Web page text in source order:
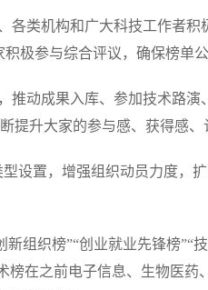
类机构和广大科技工作者积
极参与综合评议，确保榜单
动成果入库、参加技术路演
提升大家的参与感、获得感、
置，增强组织动员力度，扩
组织榜”“创业就业先锋榜”“
榜在之前电子信息、生物医药